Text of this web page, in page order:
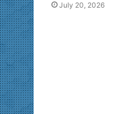
July 20, 2026